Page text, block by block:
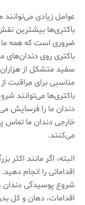
عوامل زیادی می‌توانند
باکتری‌ها بیشترین
ضروری است که همه ما
باکتری روی دندان‌های
سفید متشکل از هزاران
مناسبی برای مراقبت
باکتری‌ها می‌توانند
دندان ما را فرسایش
خارجی دندان ما تماس
می‌کنند.
البته، اگر مانند اکثر
اقداماتی را انجام
شروع پوسیدگی دندان
اقدامات، دهان و کل